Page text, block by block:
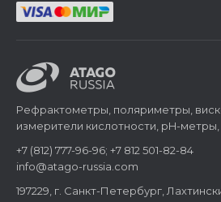
Рефрактометры, поляриметры,
измерители кислотности, pH-
+7 (812) 777-96-96; +7 812 501-82-84
info@atago-russia.com
197229, г. Санкт-Петербург,